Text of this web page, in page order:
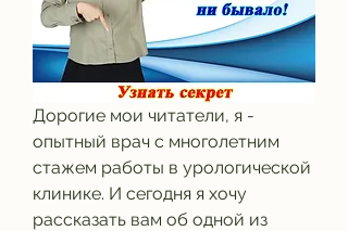
Дорогие мои читатели, я -
опытный врач с многолетним
стажем работы в урологической
клинике. И сегодня я хочу
рассказать вам об одной из